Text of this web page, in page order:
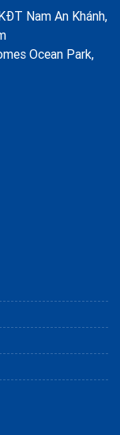
Nam An Khánh,
Ocean Park,